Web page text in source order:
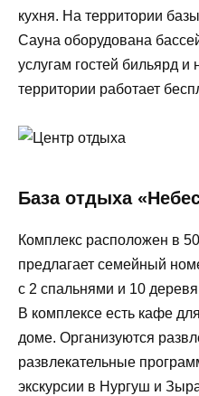
кухня. На территории
Сауна оборудована
услугам гостей бильярд
территории работает
База отдыха
Комплекс расположен в
предлагает семейный
с 2 спальнями и 10
В комплексе есть кафе
доме. Организуются
развлекательные
экскурсии в Нургуш и